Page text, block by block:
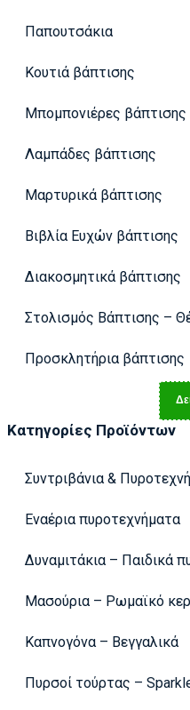
Παπουτσάκια
Κουτιά βάπτισης
Μπομπονιέρες βάπτισης
Λαμπάδες βάπτισης
Μαρτυρικά βάπτισης
Βιβλία Ευχών βάπτισης
Διακοσμητικά βάπτισης
Στολισμός Βάπτισης –
Προσκλητήρια βάπτισης
Κατηγορίες Προϊόντων
Συντριβάνια &
Εναέρια πυροτεχνήματα
Δυναμιτάκια – Παιδικά
Μασούρια – Ρωμαϊκό
Καπνογόνα – Βεγγαλικά
Πυρσοί τούρτας –